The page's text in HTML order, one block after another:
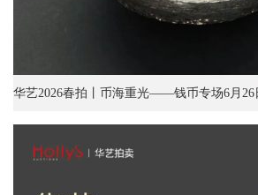
华艺2026春拍丨币海重光——钱币专场6月26